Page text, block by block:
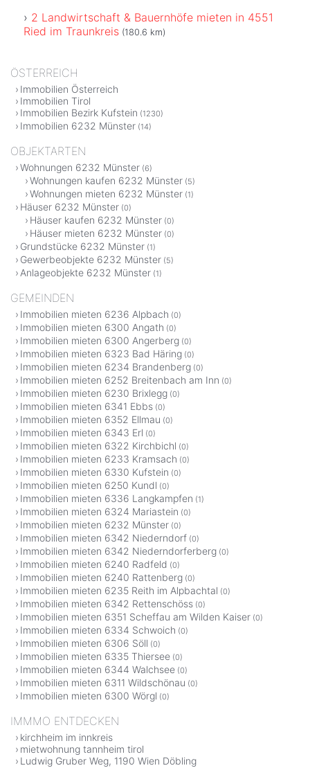
2 Landwirtschaft & Bauernhöfe mieten in 4551
Ried im Traunkreis (180.6 km)
ÖSTERREICH
Immobilien Österreich
Immobilien Tirol
Immobilien Bezirk Kufstein (1230)
Immobilien 6232 Münster (14)
OBJEKTARTEN
Wohnungen 6232 Münster (6)
Wohnungen kaufen 6232 Münster (5)
Wohnungen mieten 6232 Münster (1)
Häuser 6232 Münster (0)
Häuser kaufen 6232 Münster (0)
Häuser mieten 6232 Münster (0)
Grundstücke 6232 Münster (1)
Gewerbeobjekte 6232 Münster (5)
Anlageobjekte 6232 Münster (1)
GEMEINDEN
Immobilien mieten 6236 Alpbach (0)
Immobilien mieten 6300 Angath (0)
Immobilien mieten 6300 Angerberg (0)
Immobilien mieten 6323 Bad Häring (0)
Immobilien mieten 6234 Brandenberg (0)
Immobilien mieten 6252 Breitenbach am Inn (0)
Immobilien mieten 6230 Brixlegg (0)
Immobilien mieten 6341 Ebbs (0)
Immobilien mieten 6352 Ellmau (0)
Immobilien mieten 6343 Erl (0)
Immobilien mieten 6322 Kirchbichl (0)
Immobilien mieten 6233 Kramsach (0)
Immobilien mieten 6330 Kufstein (0)
Immobilien mieten 6250 Kundl (0)
Immobilien mieten 6336 Langkampfen (1)
Immobilien mieten 6324 Mariastein (0)
Immobilien mieten 6232 Münster (0)
Immobilien mieten 6342 Niederndorf (0)
Immobilien mieten 6342 Niederndorferberg (0)
Immobilien mieten 6240 Radfeld (0)
Immobilien mieten 6240 Rattenberg (0)
Immobilien mieten 6235 Reith im Alpbachtal (0)
Immobilien mieten 6342 Rettenschöss (0)
Immobilien mieten 6351 Scheffau am Wilden Kaiser (0)
Immobilien mieten 6334 Schwoich (0)
Immobilien mieten 6306 Söll (0)
Immobilien mieten 6335 Thiersee (0)
Immobilien mieten 6344 Walchsee (0)
Immobilien mieten 6311 Wildschönau (0)
Immobilien mieten 6300 Wörgl (0)
IMMMO ENTDECKEN
kirchheim im innkreis
mietwohnung tannheim tirol
Ludwig Gruber Weg, 1190 Wien Döbling